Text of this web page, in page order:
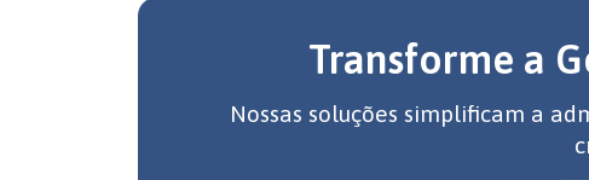
Transforme a
Nossas soluções simplificam a